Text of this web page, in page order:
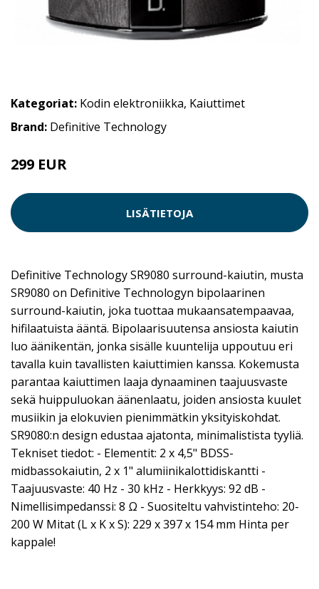
Kategoriat: Kodin elektroniikka, Kaiuttimet
Brand: Definitive Technology
299 EUR
LISÄTIETOJA
Definitive Technology SR9080 surround-kaiutin, musta
SR9080 on Definitive Technologyn bipolaarinen
surround-kaiutin, joka tuottaa mukaansatempaavaa,
hifilaatuista ääntä. Bipolaarisuutensa ansiosta kaiutin
luo äänikentän, jonka sisälle kuuntelija uppoutuu eri
tavalla kuin tavallisten kaiuttimien kanssa. Kokemusta
parantaa kaiuttimen laaja dynaaminen taajuusvaste
sekä huippuluokan äänenlaatu, joiden ansiosta kuulet
musiikin ja elokuvien pienimmätkin yksityiskohdat.
SR9080:n design edustaa ajatonta, minimalistista tyyliä.
Tekniset tiedot: - Elementit: 2 x 4,5" BDSS-
midbassokaiutin, 2 x 1" alumiinikalottidiskantti -
Taajuusvaste: 40 Hz - 30 kHz - Herkkyys: 92 dB -
Nimellisimpedanssi: 8 Ω - Suositeltu vahvistinteho: 20-
200 W Mitat (L x K x S): 229 x 397 x 154 mm Hinta per
kappale!